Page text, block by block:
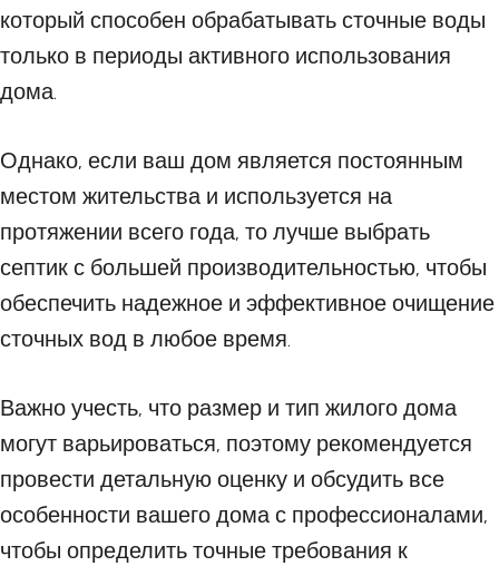
который способен обрабатывать сточные воды
только в периоды активного использования
дома.
Однако, если ваш дом является постоянным
местом жительства и используется на
протяжении всего года, то лучше выбрать
септик с большей производительностью, чтобы
обеспечить надежное и эффективное очищение
сточных вод в любое время.
Важно учесть, что размер и тип жилого дома
могут варьироваться, поэтому рекомендуется
провести детальную оценку и обсудить все
особенности вашего дома с профессионалами,
чтобы определить точные требования к